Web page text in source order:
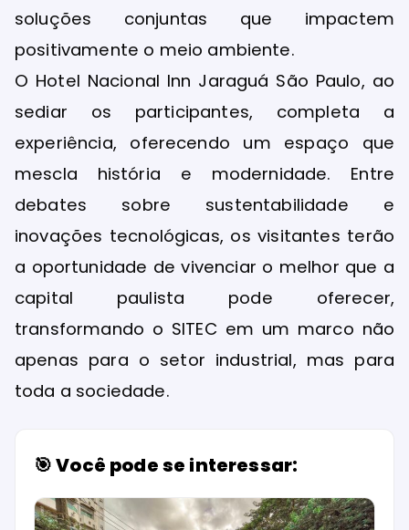
soluções conjuntas que impactem
positivamente o meio ambiente.
O Hotel Nacional Inn Jaraguá São Paulo, ao
sediar os participantes, completa a
experiência, oferecendo um espaço que
mescla história e modernidade. Entre
debates sobre sustentabilidade e
inovações tecnológicas, os visitantes terão
a oportunidade de vivenciar o melhor que a
capital paulista pode oferecer,
transformando o SITEC em um marco não
apenas para o setor industrial, mas para
toda a sociedade.
🎯 Você pode se interessar: